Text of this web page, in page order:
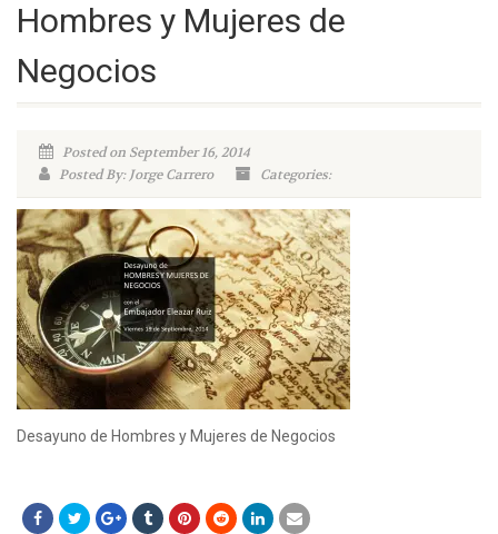
Hombres y Mujeres de
Negocios
Posted on September 16, 2014
Posted By: Jorge Carrero
Categories:
Desayuno de Hombres y Mujeres de Negocios